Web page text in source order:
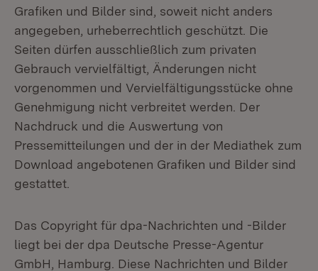
Grafiken und Bilder sind, soweit nicht anders
angegeben, urheberrechtlich geschützt. Die
Seiten dürfen ausschließlich zum privaten
Gebrauch vervielfältigt, Änderungen nicht
vorgenommen und Vervielfältigungsstücke ohne
Genehmigung nicht verbreitet werden. Der
Nachdruck und die Auswertung von
Pressemitteilungen und der in der Mediathek zum
Download angebotenen Grafiken und Bilder sind
gestattet.
Das Copyright für dpa-Nachrichten und -Bilder
liegt bei der dpa Deutsche Presse-Agentur
GmbH, Hamburg. Diese Nachrichten und Bilder